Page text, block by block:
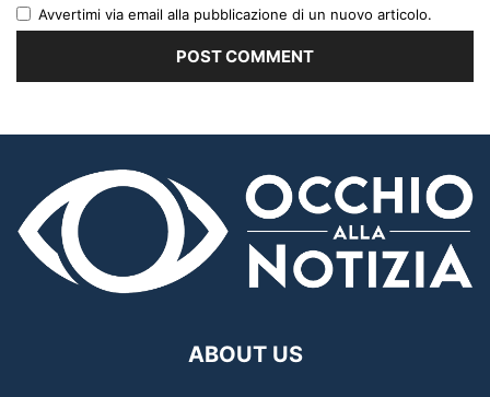
Avvertimi via email alla pubblicazione di un nuovo articolo.
ABOUT US